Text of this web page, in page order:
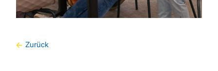
Zurück